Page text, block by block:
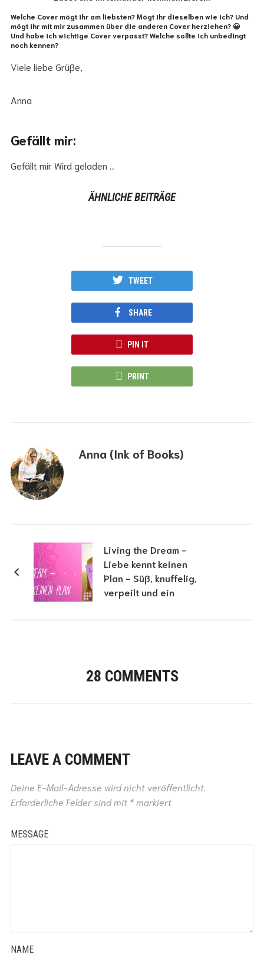
Welche Cover mögt ihr am liebsten? Mögt ihr dieselben wie ich? Und
mögt ihr mit mir zusammen über die anderen Cover herziehen? 😀
Und habe ich wichtige Cover verpasst? Welche sollte ich unbedingt
noch kennen?
Viele liebe Grüße,
Anna
Gefällt mir:
Gefällt mirWird geladen …
ÄHNLICHE BEITRÄGE
TWEET
SHARE
PIN IT
PRINT
Anna (Ink of Books)
Living the Dream -
Liebe kennt keinen
Plan - Süß, knuffelig,
verpeilt und ein
28 COMMENTS
LEAVE A COMMENT
Deine E-Mail-Adresse wird nicht veröffentlicht.
Erforderliche Felder sind mit *markiert
MESSAGE
NAME